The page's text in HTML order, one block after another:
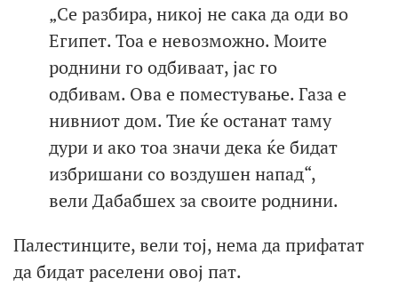
„Се разбира, никој не сака да оди во
Египет. Тоа е невозможно. Моите
роднини го одбиваат, јас го
одбивам. Ова е поместување. Газа е
нивниот дом. Тие ќе останат таму
дури и ако тоа значи дека ќе бидат
избришани со воздушен напад“,
вели Дабабшех за своите роднини.
Палестинците, вели тој, нема да прифатат
да бидат раселени овој пат.